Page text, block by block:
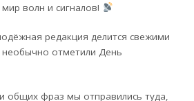
волн и сигналов!
редакция делится свежими
отметили День
общих фраз мы отправились туда,